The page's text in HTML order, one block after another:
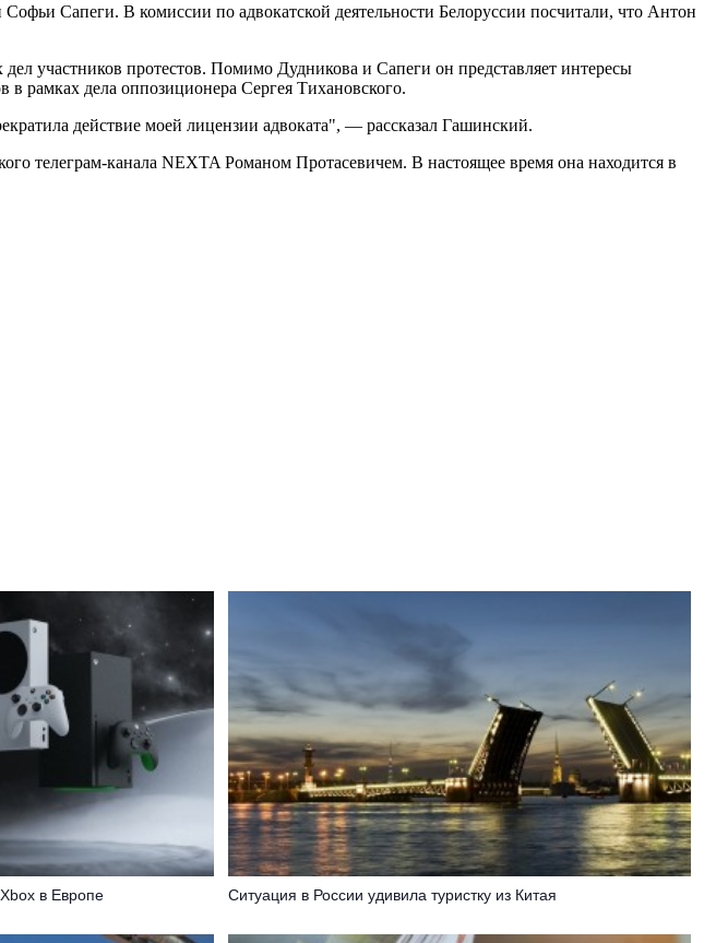
Сапеги. В комиссии по адвокатской деятельности Белоруссии посчитали, что Антон
участников протестов. Помимо Дудникова и Сапеги он представляет интересы
рамках дела оппозиционера Сергея Тихановского.
действие моей лицензии адвоката", — рассказал Гашинский.
телеграм-канала NEXTA Романом Протасевичем. В настоящее время она находится в
в Европе Ситуация в России удивила туристку из Китая